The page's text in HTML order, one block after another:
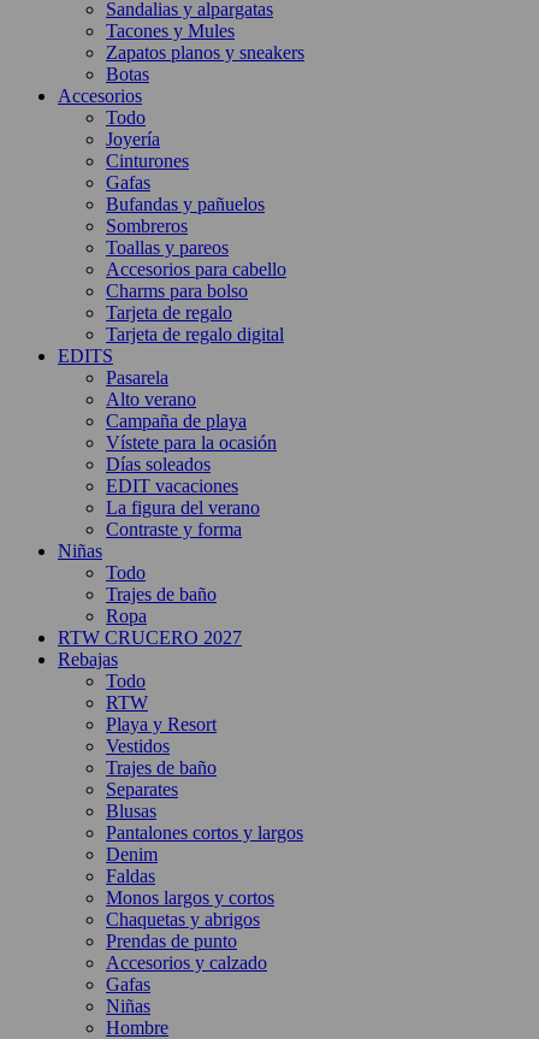
Sandalias y alpargatas
Tacones y Mules
Zapatos planos y sneakers
Botas
Accesorios
Todo
Joyería
Cinturones
Gafas
Bufandas y pañuelos
Sombreros
Toallas y pareos
Accesorios para cabello
Charms para bolso
Tarjeta de regalo
Tarjeta de regalo digital
EDITS
Pasarela
Alto verano
Campaña de playa
Vístete para la ocasión
Días soleados
EDIT vacaciones
La figura del verano
Contraste y forma
Niñas
Todo
Trajes de baño
Ropa
RTW CRUCERO 2027
Rebajas
Todo
RTW
Playa y Resort
Vestidos
Trajes de baño
Separates
Blusas
Pantalones cortos y largos
Denim
Faldas
Monos largos y cortos
Chaquetas y abrigos
Prendas de punto
Accesorios y calzado
Gafas
Niñas
Hombre